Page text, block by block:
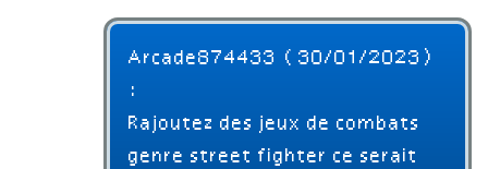
Arcade874433 (30/01/2023)
:
Rajoutez des jeux de combats
genre street fighter ce serait